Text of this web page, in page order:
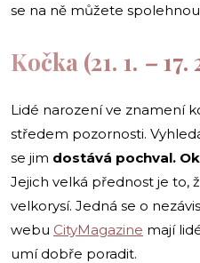
se na ně můžete
Kočka (21. 1. – 17.
Lidé narození ve znamení
středem pozornosti.
se jim dostává pochval.
Jejich velká přednost je to,
velkorysí. Jedná se o
webu CityMagazine mají
umí dobře poradit.